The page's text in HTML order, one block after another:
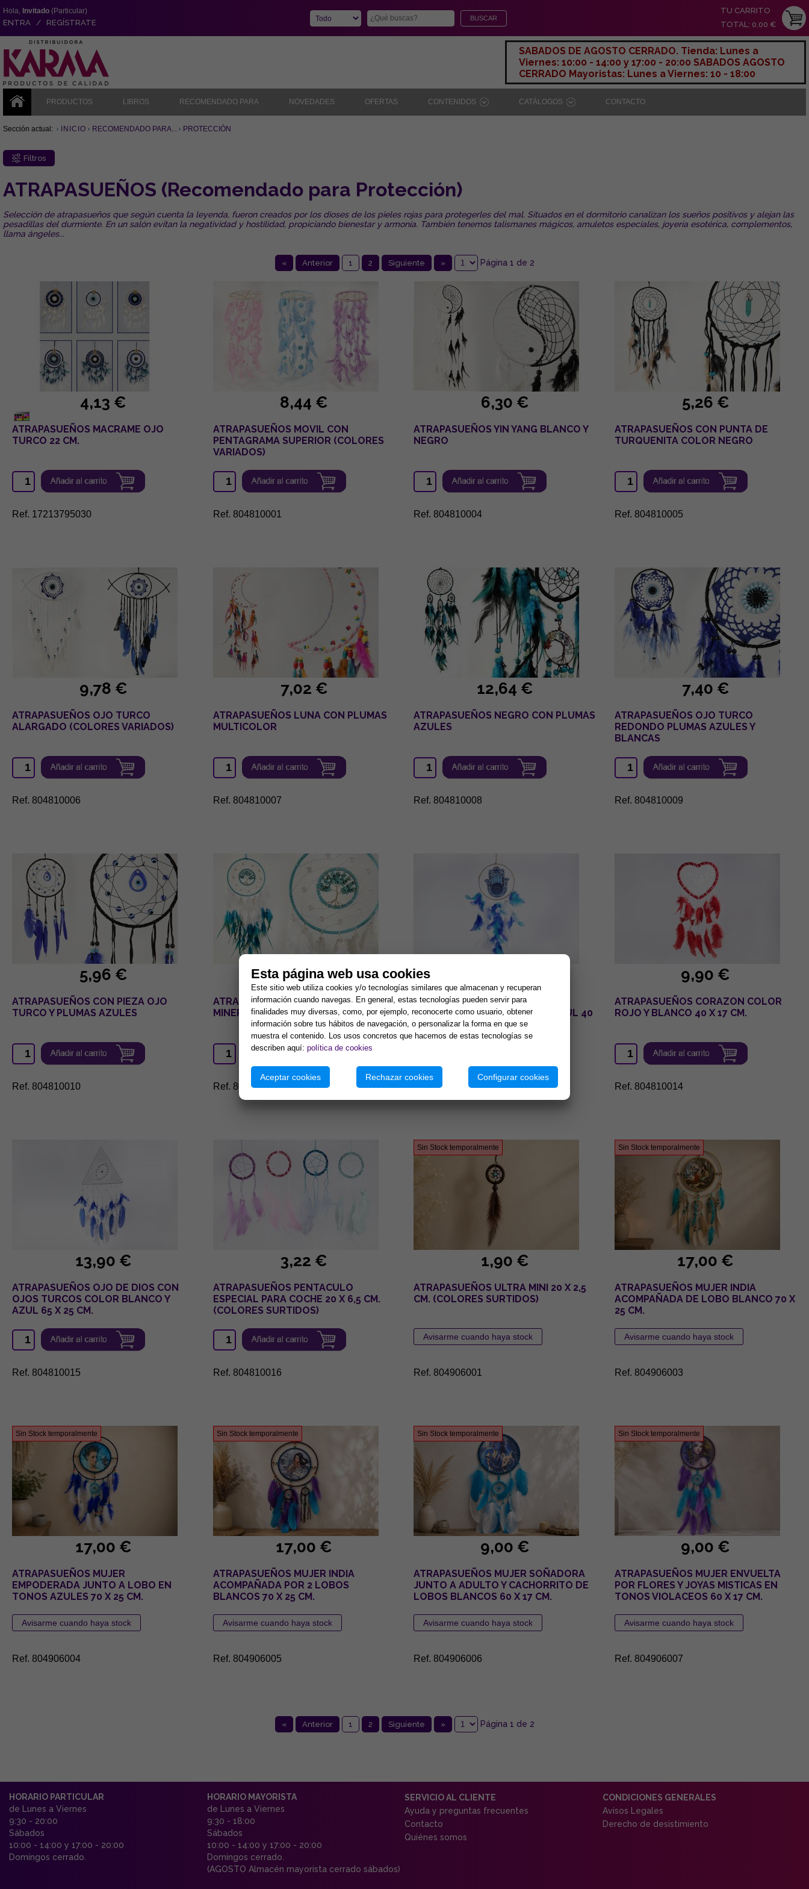
Hola, Invitado (Particular)
ENTRA / REGÍSTRATE
TU CARRITO
TOTAL: 0,00 €
SABADOS DE AGOSTO CERRADO. Tienda: Lunes a
Viernes: 10:00 - 14:00 y 17:00 - 20:00 SABADOS AGOSTO
CERRADO Mayoristas: Lunes a Viernes: 10 - 18:00
PRODUCTOS LIBROS RECOMENDADO PARA NOVEDADES OFERTAS CONTENIDOS CATÁLOGOS CONTACTO
Sección actual: INICIO RECOMENDADO PARA... PROTECCIÓN
Filtros
ATRAPASUEÑOS (Recomendado para Protección)
Selección de atrapasueños que según cuenta la leyenda, fueron creados por los dioses de los pieles rojas para protegerles del mal. Situados en el dormitorio canalizan los sueños positivos y alejan las
pesadillas del durmiente. En un salón evitan la negatividad y hostilidad, propiciando bienestar y armonía. También tenemos talismanes mágicos, amuletos especiales, joyería esotérica, complementos,
llama ángeles...
« Anterior 1 2 Siguiente » Página 1 de 2
4,13 €
ATRAPASUEÑOS MACRAME OJO
TURCO 22 CM.
Ref. 17213795030
8,44 €
ATRAPASUEÑOS MOVIL CON
PENTAGRAMA SUPERIOR (COLORES
VARIADOS)
Ref. 804810001
6,30 €
ATRAPASUEÑOS YIN YANG BLANCO Y
NEGRO
Ref. 804810004
5,26 €
ATRAPASUEÑOS CON PUNTA DE
TURQUENITA COLOR NEGRO
Ref. 804810005
9,78 €
ATRAPASUEÑOS OJO TURCO
ALARGADO (COLORES VARIADOS)
Ref. 804810006
7,02 €
ATRAPASUEÑOS LUNA CON PLUMAS
MULTICOLOR
Ref. 804810007
12,64 €
ATRAPASUEÑOS NEGRO CON PLUMAS
AZULES
Ref. 804810008
7,40 €
ATRAPASUEÑOS OJO TURCO
REDONDO PLUMAS AZULES Y
BLANCAS
Ref. 804810009
5,96 €
ATRAPASUEÑOS CON PIEZA OJO
TURCO Y PLUMAS AZULES
Ref. 804810010
10,16 €
ATRAPASUEÑOS CON ARBOL DE
MINERALES CHIP TURQUENITA
Ref. 804810011
ATRAPASUEÑOS MANO DE
FATIMA/OJO TURCO COLOR AZUL 40
X 15 CM.
Ref. 804810013
9,90 €
ATRAPASUEÑOS CORAZON COLOR
ROJO Y BLANCO 40 X 17 CM.
Ref. 804810014
13,90 €
ATRAPASUEÑOS OJO DE DIOS CON
OJOS TURCOS COLOR BLANCO Y
AZUL 65 X 25 CM.
Ref. 804810015
3,22 €
ATRAPASUEÑOS PENTACULO
ESPECIAL PARA COCHE 20 X 6,5 CM.
(COLORES SURTIDOS)
Ref. 804810016
Sin Stock temporalmente
1,90 €
ATRAPASUEÑOS ULTRA MINI 20 X 2,5
CM. (COLORES SURTIDOS)
Ref. 804906001
Sin Stock temporalmente
17,00 €
ATRAPASUEÑOS MUJER INDIA
ACOMPAÑADA DE LOBO BLANCO 70 X
25 CM.
Ref. 804906003
Sin Stock temporalmente
17,00 €
ATRAPASUEÑOS MUJER
EMPODERADA JUNTO A LOBO EN
TONOS AZULES 70 X 25 CM.
Ref. 804906004
Sin Stock temporalmente
17,00 €
ATRAPASUEÑOS MUJER INDIA
ACOMPAÑADA POR 2 LOBOS
BLANCOS 70 X 25 CM.
Ref. 804906005
Sin Stock temporalmente
9,00 €
ATRAPASUEÑOS MUJER SOÑADORA
JUNTO A ADULTO Y CACHORRITO DE
LOBOS BLANCOS 60 X 17 CM.
Ref. 804906006
Sin Stock temporalmente
9,00 €
ATRAPASUEÑOS MUJER ENVUELTA
POR FLORES Y JOYAS MISTICAS EN
TONOS VIOLACEOS 60 X 17 CM.
Ref. 804906007
« Anterior 1 2 Siguiente » Página 1 de 2
HORARIO PARTICULAR
de Lunes a Viernes
9:30 - 20:00
Sábados
10:00 - 14:00 y 17:00 - 20:00
Domingos cerrado.
HORARIO MAYORISTA
de Lunes a Viernes
9:30 - 18:00
Sábados
10:00 - 14:00 y 17:00 - 20:00
Domingos cerrado.
(AGOSTO Almacén mayorista cerrado sábados)
SERVICIO AL CLIENTE
Ayuda y preguntas frecuentes
Contacto
Quiénes somos
CONDICIONES GENERALES
Avisos Legales
Derecho de desistimiento
Esta página web usa cookies
Este sitio web utiliza cookies y/o tecnologías similares que almacenan y recuperan
información cuando navegas. En general, estas tecnologías pueden servir para
finalidades muy diversas, como, por ejemplo, reconocerte como usuario, obtener
información sobre tus hábitos de navegación, o personalizar la forma en que se
muestra el contenido. Los usos concretos que hacemos de estas tecnologías se
describen aquí: política de cookies
Aceptar cookies Rechazar cookies Configurar cookies